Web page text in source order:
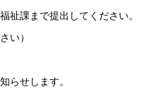
祉課まで提出してください。
い）
らせします。